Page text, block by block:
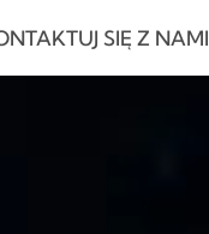
SIĘ Z NAMI